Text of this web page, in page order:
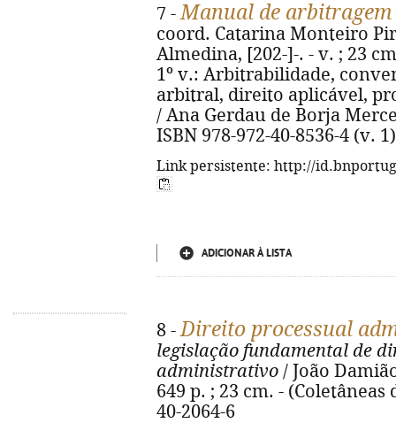
7 -Manual de
coord. Catarina Monteiro
Almedina, [202-]-. - v. ; 23
1º v.: Arbitrabilidade,
arbitral, direito aplicável,
/ Ana Gerdau de Borja
ISBN 978-972-40-8536-4 (v. 1)
Link persistente: http://
ADICIONAR À LISTA
8 -Direito processual
legislação fundamental de
administrativo / João
649 p. ; 23 cm. - (Coletâneas
40-2064-6